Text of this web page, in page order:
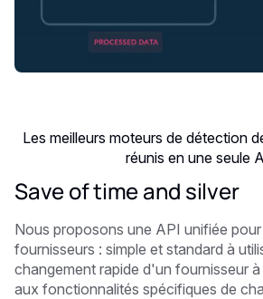
Les meilleurs moteurs de détection
réunis en une seule
Save of time and silver
Nous proposons une API unifiée
fournisseurs : simple et standard à
changement rapide d'un fournisseur
aux fonctionnalités spécifiques de